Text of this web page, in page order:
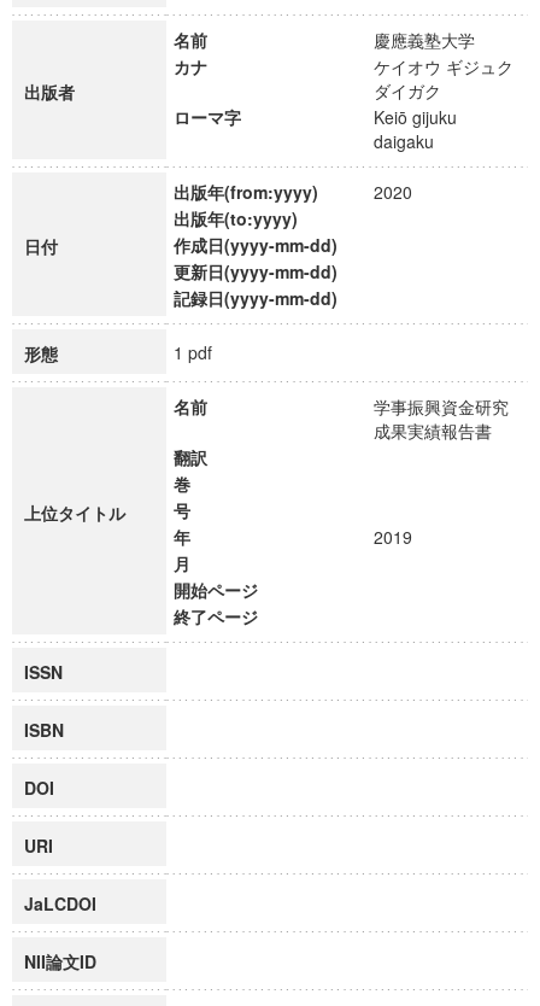
出版者
名前
慶應義塾大学
カナ
ケイオウ ギジュク
ダイガク
ローマ字
Keiō gijuku
daigaku
日付
出版年(from:yyyy)
2020
出版年(to:yyyy)
作成日(yyyy-mm-dd)
更新日(yyyy-mm-dd)
記録日(yyyy-mm-dd)
形態 1 pdf
上位タイトル
名前
学事振興資金研究
成果実績報告書
翻訳
巻
号
年
2019
月
開始ページ
終了ページ
ISSN
ISBN
DOI
URI
JaLCDOI
NII論文ID